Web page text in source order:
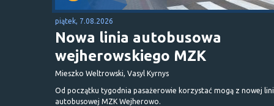
piątek, 7.08.2026
Nowa linia autobusowa
wejherowskiego MZK
Mieszko Weltrowski, Vasyl Kyrnys
Od początku tygodnia pasażerowie korzystać mogą z nowej
autobusowej MZK Wejherowo.